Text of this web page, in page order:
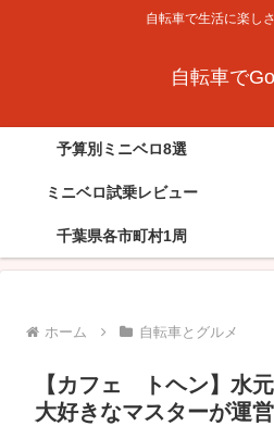
自転車で生活に楽し
自転車で
予算別ミニベロ8選
ミニベロ試乗レビュー
千葉県各市町村1周
ホーム 自転車とグルメ
【カフェ トヘン】水
大好きなマスターが運